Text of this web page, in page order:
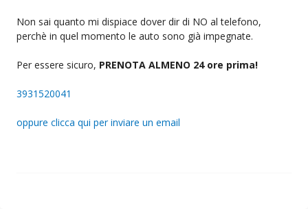
Non sai quanto mi dispiace dover dir di NO al telefono,
perchè in quel momento le auto sono già impegnate.
Per essere sicuro, PRENOTA ALMENO 24 ore prima!
3931520041
oppure clicca qui per inviare un email